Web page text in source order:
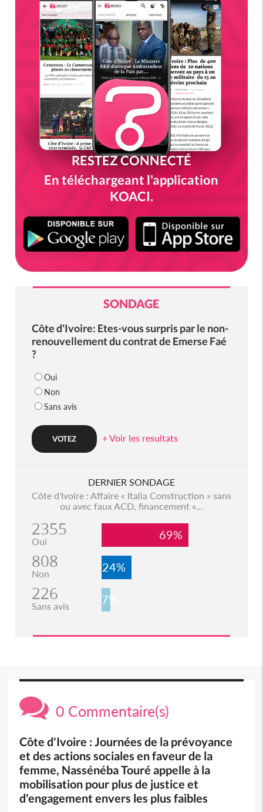
RESTEZ CONNECTÉ
En téléchargeant l'application
KOACI.
SONDAGE
Côte d'Ivoire: Etes-vous surpris par le non-
renouvellement du contrat de Emerse Faé
?
Oui
Non
Sans avis
+ Voir les resultats
DERNIER SONDAGE
Côte d'Ivoire : Affaire « Italia Construction » sans
ou avec faux ACD, financement «...
2355
Oui 69%
808
Non 24%
226
Sans avis 7%
0 Commentaire(s)
Côte d'Ivoire : Journées de la prévoyance
et des actions sociales en faveur de la
femme, Nassénéba Touré appelle à la
mobilisation pour plus de justice et
d'engagement envers les plus faibles